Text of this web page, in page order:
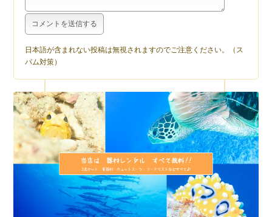
日本語が含まれない投稿は無視されますのでご注意ください。（ス
パム対策）